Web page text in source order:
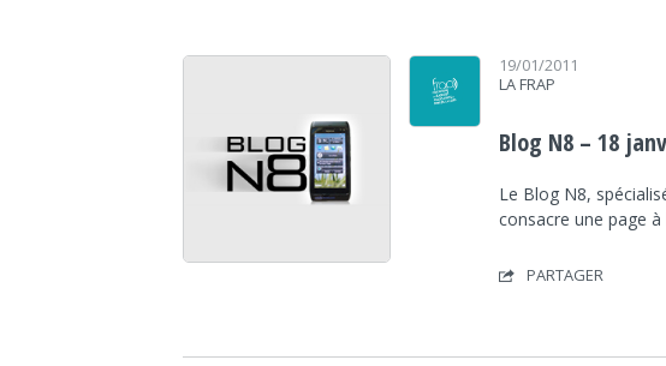
19/01/2011
LA FRAP
Blog N8 – 18
Le Blog N8,
consacre une page
PARTAGER